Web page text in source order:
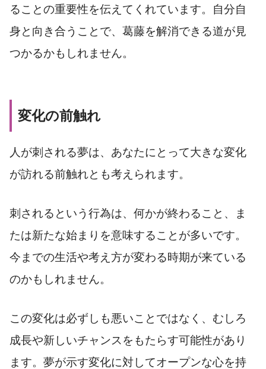
ることの重要性を伝えてくれています。自分自
身と向き合うことで、葛藤を解消できる道が見
つかるかもしれません。
変化の前触れ
人が刺される夢は、あなたにとって大きな変化
が訪れる前触れとも考えられます。
刺されるという行為は、何かが終わること、ま
たは新たな始まりを意味することが多いです。
今までの生活や考え方が変わる時期が来ている
のかもしれません。
この変化は必ずしも悪いことではなく、むしろ
成長や新しいチャンスをもたらす可能性があり
ます。夢が示す変化に対してオープンな心を持